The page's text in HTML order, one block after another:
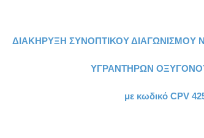
ΔΙΑΚΗΡΥΞΗ ΣΥΝΟΠΤΙΚΟΥ ΔΙΑΓΩΝΙΣΜΟΥ
ΥΓΡΑΝΤΗΡΩΝ
με κωδικόCPV